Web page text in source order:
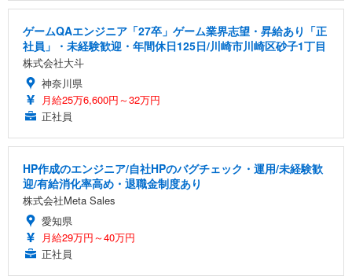
ゲームQAエンジニア「27卒」ゲーム業界志望・昇給あり「正
社員」・未経験歓迎・年間休日125日/川崎市川崎区砂子1丁目
株式会社大斗
神奈川県
月給25万6,600円～32万円
正社員
HP作成のエンジニア/自社HPのバグチェック・運用/未経験歓
迎/有給消化率高め・退職金制度あり
株式会社Meta Sales
愛知県
月給29万円～40万円
正社員